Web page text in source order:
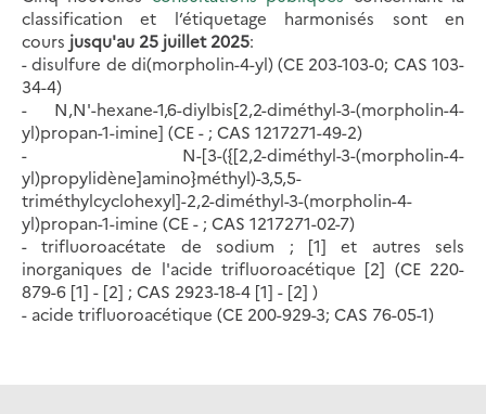
classification et l’étiquetage harmonisés sont en
cours jusqu'au 25 juillet 2025:
-disulfure de di(morpholin-4-yl) (CE 203-103-0; CAS 103-
34-4)
- N,N'-hexane-1,6-diylbis[2,2-diméthyl-3-(morpholin-4-
yl)propan-1-imine] (CE - ; CAS 1217271-49-2)
- N-[3-({[2,2-diméthyl-3-(morpholin-4-
yl)propylidène]amino}méthyl)-3,5,5-
triméthylcyclohexyl]-2,2-diméthyl-3-(morpholin-4-
yl)propan-1-imine (CE - ; CAS 1217271-02-7)
- trifluoroacétate de sodium ; [1] et autres sels
inorganiques de l'acide trifluoroacétique [2] (CE 220-
879-6 [1] - [2] ; CAS 2923-18-4 [1] - [2] )
- acide trifluoroacétique (CE 200-929-3; CAS 76-05-1)